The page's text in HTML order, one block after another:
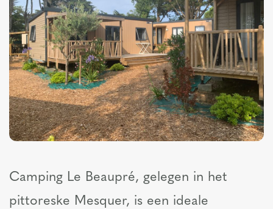
Camping Le Beaupré, gelegen in het
pittoreske Mesquer, is een ideale